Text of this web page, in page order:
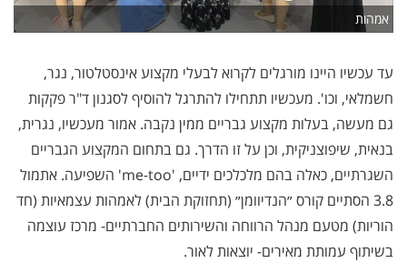
אמהות
עד עכשיו היינו מורגלים לקרוא לבעלי מקצוע אינסטלטור, נגר,
חשמלאי, וכו'. מעכשיו תתחילו להתרגל להוסיף לסגנון ד"ר פקקות
גם מעשה, בעלות מקצוע גבריים ממין נקבה. אמור מעכשיו, נגרית,
בנאית, שיפוצניקית, וכן על זו הדרך. גם בתחום המקצוע הגבריים
השגרתיים, כאלה בהם מלכלכים ידיים, 'me-too' השפיעה. אתמול
3.8 הסתיים קורס ״הנדיוומן״ (תחזוקת הבית) לאמהות עצמאיות (חד
הוריות) מטעם מנהל הרווחה והשירותים החברתיים- מרכז עוצמה
בשיתוף עמותת מאירים- יוצאות לאור.